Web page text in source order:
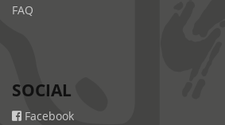
FAQ
SOCIAL
Facebook